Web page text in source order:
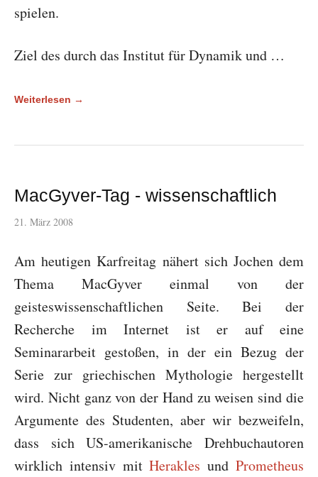
spielen.
Ziel des durch das Institut für Dynamik und …
Weiterlesen →
MacGyver-Tag - wissenschaftlich
21. März 2008
Am heutigen Karfreitag nähert sich Jochen dem
Thema MacGyver einmal von der
geisteswissenschaftlichen Seite. Bei der
Recherche im Internet ist er auf eine
Seminararbeit gestoßen, in der ein Bezug der
Serie zur griechischen Mythologie hergestellt
wird. Nicht ganz von der Hand zu weisen sind die
Argumente des Studenten, aber wir bezweifeln,
dass sich US-amerikanische Drehbuchautoren
wirklich intensiv mitHerakles undPrometheus